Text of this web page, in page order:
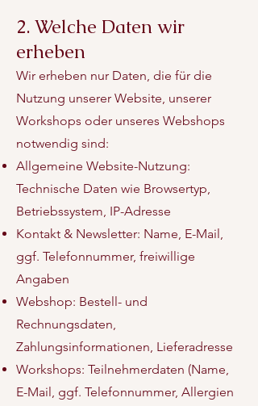
2. Welche Daten wir
erheben
Wir erheben nur Daten, die für die
Nutzung unserer Website, unserer
Workshops oder unseres Webshops
notwendig sind:
Allgemeine Website-Nutzung:
Technische Daten wie Browsertyp,
Betriebssystem, IP-Adresse
Kontakt & Newsletter: Name, E-Mail,
ggf. Telefonnummer, freiwillige
Angaben
Webshop: Bestell- und
Rechnungsdaten,
Zahlungsinformationen, Lieferadresse
Workshops: Teilnehmerdaten (Name,
E-Mail, ggf. Telefonnummer, Allergien